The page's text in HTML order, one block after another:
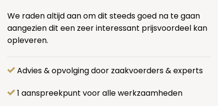
We raden altijd aan om dit steeds goed na te gaan
aangezien dit een zeer interessant prijsvoordeel kan
opleveren.
Advies & opvolging door zaakvoerders & experts
1 aanspreekpunt voor alle werkzaamheden